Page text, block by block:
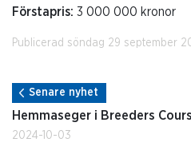
Förstapris: 3 000 000 kronor
Publicerad söndag 29 september
Senare nyhet
Hemmaseger i Breeders
2024-10-03